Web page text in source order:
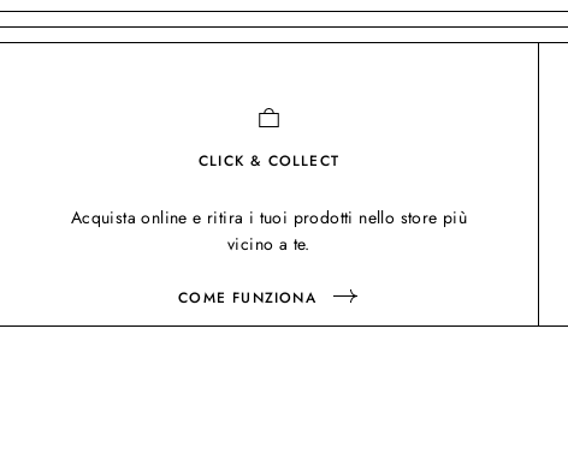
CLICK & COLLECT
Acquista online e ritira i tuoi prodotti nello store più
vicino a te.
COME FUNZIONA